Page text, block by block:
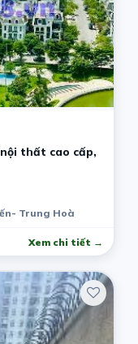
thất cao cấp,
Trung Hoà
Xem chi tiết →